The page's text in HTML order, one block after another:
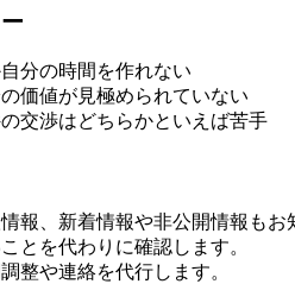
分の時間を作れない
価値が見極められていない
交渉はどちらかといえば苦手
報、新着情報や非公開情報もお
とを代わりに確認します。
整や連絡を代行します。